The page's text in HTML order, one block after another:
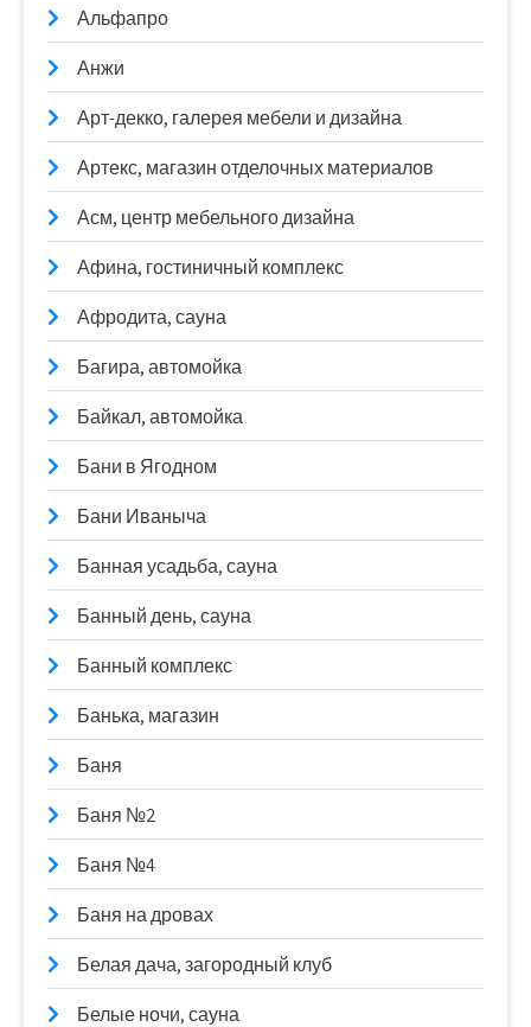
Альфапро
Анжи
Арт-декко, галерея мебели и дизайна
Артекс, магазин отделочных материалов
Асм, центр мебельного дизайна
Афина, гостиничный комплекс
Афродита, сауна
Багира, автомойка
Байкал, автомойка
Бани в Ягодном
Бани Иваныча
Банная усадьба, сауна
Банный день, сауна
Банный комплекс
Банька, магазин
Баня
Баня №2
Баня №4
Баня на дровах
Белая дача, загородный клуб
Белые ночи, сауна